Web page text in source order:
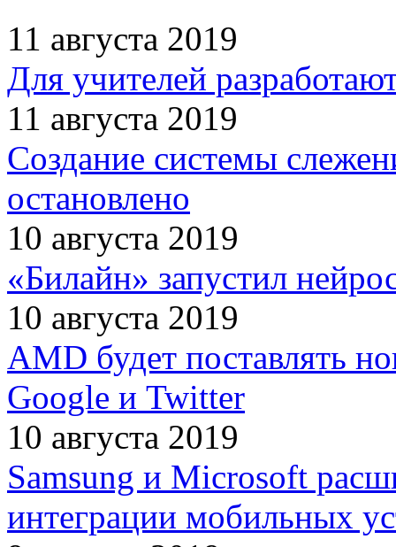
11 августа 2019
Для учителей
11 августа 2019
Создание системы
остановлено
10 августа 2019
«Билайн» запустил
10 августа 2019
AMD будет поставлять
Google и Twitter
10 августа 2019
Samsung и Microsoft
интеграции мобильных